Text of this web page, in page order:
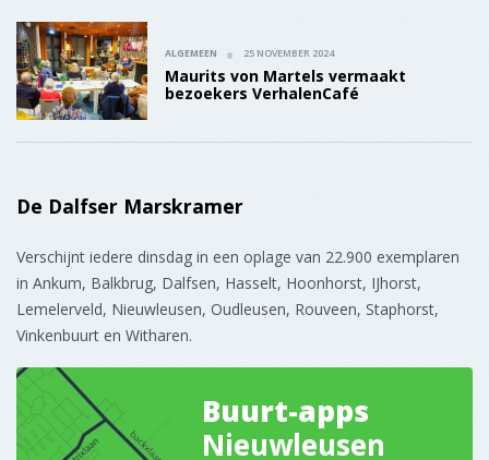
Vinkenbuurt en Witharen.
Nieuwleusen
Gedragen door 120 ondernemers